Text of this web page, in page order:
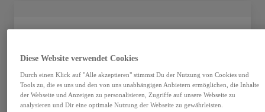
Diese Website verwendet Cookies
Durch einen Klick auf "Alle akzeptieren" stimmst Du der Nutzung von Cookies und
Tools zu, die es uns und den von uns unabhängigen Anbietern ermöglichen, die Inhalte
der Webseite und Anzeigen zu personalisieren, Zugriffe auf unsere Webseite zu
analysieren und Dir eine optimale Nutzung der Webseite zu gewährleisten.